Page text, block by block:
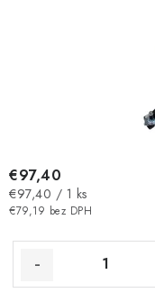
€79,19 bez DPH
€97,40
Jednotková
cena:
€97,40 / 1 ks